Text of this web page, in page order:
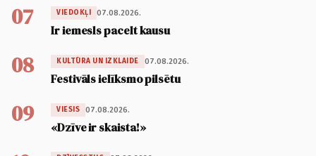
07 VIEDOKĻI 07.08.2026.
Ir iemesls pacelt kausu
08 KULTŪRA UN IZKLAIDE 07.08.2026.
Festivāls ielīksmo pilsētu
09 VIESIS 07.08.2026.
«Dzīve ir skaista!»